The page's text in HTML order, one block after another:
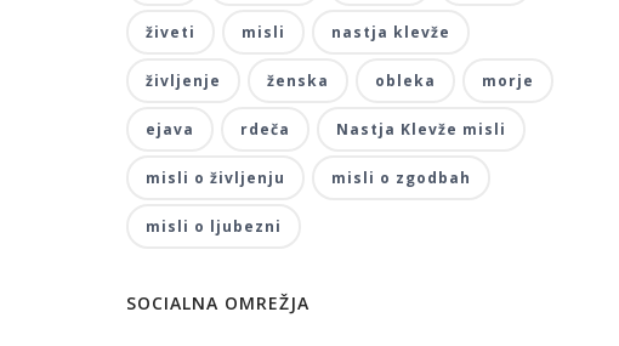
živeti misli nastja klevže
življenje ženska obleka morje
ejava rdeča Nastja Klevže misli
misli o življenju misli o zgodbah
misli o ljubezni
SOCIALNA OMREŽJA